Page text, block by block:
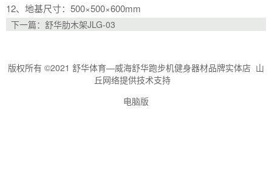
12、地基尺寸：500×500×600mm
下一篇： 舒华肋木架JLG-03
版权所有 ©2021 舒华体育—威海舒华跑步机健身器材品牌实体店 山
丘网络提供技术支持
电脑版